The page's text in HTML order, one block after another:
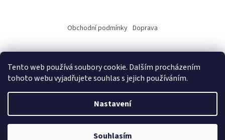
Tento web používá soubory cookie. Dalším procházením
tohoto webu vyjadřujete souhlas s jejich používáním.
Nastavení
Souhlasím
a
t
Obchodní podmínky Doprava
Vytvořil Shoptet
ALKO elektro s.r.o.. Všechna práva vyhrazena.
Upravit nastavení cookies